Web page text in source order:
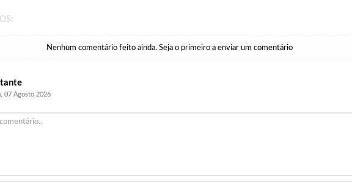
Nenhum comentário feito ainda. Seja o primeiro a enviar um comentário
07 Agosto 2026